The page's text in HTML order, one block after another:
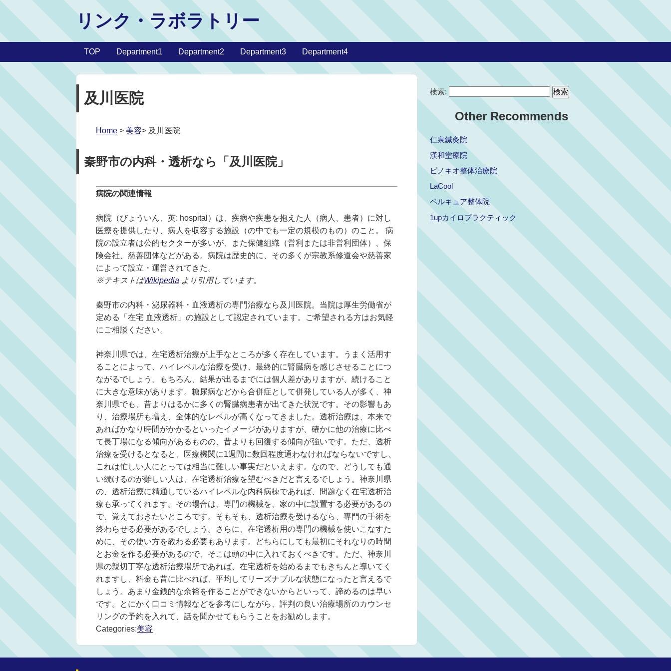
リンク・ラボラトリー
TOP Department1 Department2 Department3 Department4
及川医院
Home > 美容> 及川医院
秦野市の内科・透析なら「及川医院」
病院の関連情報
病院（びょういん、英: hospital）は、疾病や疾患を抱えた人（病人、患者）に対し
医療を提供したり、病人を収容する施設（の中でも一定の規模のもの）のこと。 病
院の設立者は公的セクターが多いが、また保健組織（営利または非営利団体）、保
険会社、慈善団体などがある。病院は歴史的に、その多くが宗教系修道会や慈善家
によって設立・運営されてきた。
※テキストはWikipedia より引用しています。
秦野市の内科・泌尿器科・血液透析の専門治療なら及川医院。当院は厚生労働省が
定める「在宅 血液透析」の施設として認定されています。ご希望される方はお気軽
にご相談ください。
神奈川県では、在宅透析治療が上手なところが多く存在しています。うまく活用す
ることによって、ハイレベルな治療を受け、最終的に腎臓病を感じさせることにつ
ながるでしょう。もちろん、結果が出るまでには個人差がありますが、続けること
に大きな意味があります。糖尿病などから合併症として併発している人が多く、神
奈川県でも、昔よりはるかに多くの腎臓病患者が出てきた状況です。その影響もあ
り、治療場所も増え、全体的なレベルが高くなってきました。透析治療は、本来で
あればかなり時間がかかるといったイメージがありますが、確かに他の治療に比べ
て長丁場になる傾向があるものの、昔よりも回復する傾向が強いです。ただ、透析
治療を受けるとなると、医療機関に1週間に数回程度通わなければならないですし、
これは忙しい人にとっては相当に難しい事実だといえます。なので、どうしても通
い続けるのが難しい人は、在宅透析治療を望むべきだと言えるでしょう。神奈川県
の、透析治療に精通しているハイレベルな内科病棟であれば、問題なく在宅透析治
療も承ってくれます。その場合は、専門の機械を、家の中に設置する必要があるの
で、覚えておきたいところです。そもそも、透析治療を受けるなら、専門の手術を
終わらせる必要があるでしょう。さらに、在宅透析用の専門の機械を使いこなすた
めに、その使い方を教わる必要もあります。どちらにしても最初にそれなりの時間
とお金を作る必要があるので、そこは頭の中に入れておくべきです。ただ、神奈川
県の親切丁寧な透析治療場所であれば、在宅透析を始めるまでもきちんと導いてく
れますし、料金も昔に比べれば、平均してリーズナブルな状態になったと言えるで
しょう。あまり金銭的な余裕を作ることができないからといって、諦めるのは早い
です。とにかく口コミ情報などを参考にしながら、評判の良い治療場所のカウンセ
リングの予約を入れて、話を聞かせてもらうことをお勧めします。
Categories:美容
検索:
Other Recommends
仁泉鍼灸院
漢和堂療院
ピノキオ整体治療院
LaCool
ペルキュア整体院
1upカイロプラクティック